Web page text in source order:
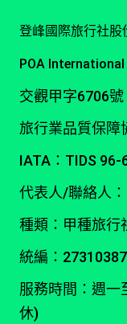
登峰國際旅行社股
POA
交觀甲字6706號
旅行業品質保障
IATA：TIDS 96-
代表人/聯絡人
種類：甲種旅行
統編：27310387
服務時間：週一
休)